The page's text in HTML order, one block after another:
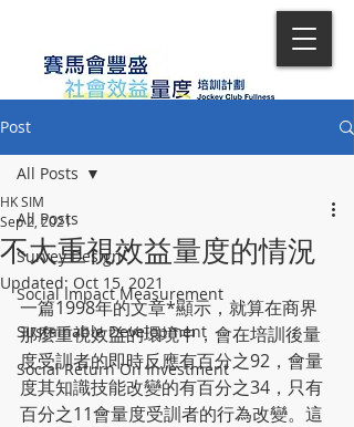
Post
All Posts
Survey Design
Social Impact Measurement
Sustainable Development
Social Return On Investment
All Posts
不太重視效益量度的情況
HK SIM
Sep 2, 2021
Updated: Oct 15, 2021
一篇1998年的文章*顯示，就算在商界
那麼重視效益的環境中，會在培訓後量
度受訓者的即時反應有百分之92，會量
度其知識技能改變的有百分之34，只有
百分之11會量度受訓者的行為改變。這